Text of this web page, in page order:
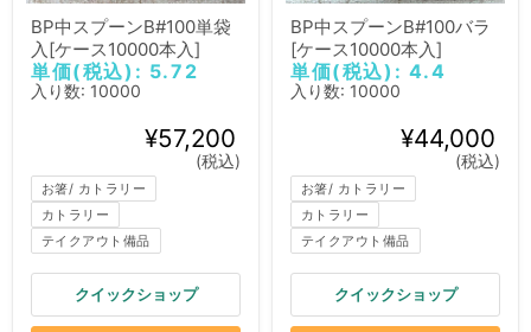
BP中スプーンB#100単袋
入[ケース10000本入]
単価(税込): 5.72
入り数: 10000
¥57,200
(税込)
お箸/ カトラリー
カトラリー
テイクアウト備品
クイックショップ
BP中スプーンB#100バラ
[ケース10000本入]
単価(税込): 4.4
入り数: 10000
¥44,000
(税込)
お箸/ カトラリー
カトラリー
テイクアウト備品
クイックショップ